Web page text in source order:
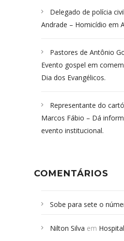
Delegado de polícia
Andrade – Homicídio em
Pastores de Antônio
Evento gospel em
Dia dos Evangélicos.
Representante do
Marcos Fábio – Dá
evento institucional.
COMENTÁRIOS
Sobe para sete o
desabamento em São
Nilton Silva em